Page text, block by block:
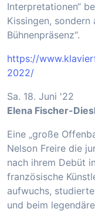
Interpretationen“
Kissingen, sondern
Bühnenpräsenz“.
https://
2022/
Sa. 18. Juni '22
Elena Fischer-
Eine „große
Nelson Freire die
nach ihrem Debüt
französische
aufwuchs,
und beim